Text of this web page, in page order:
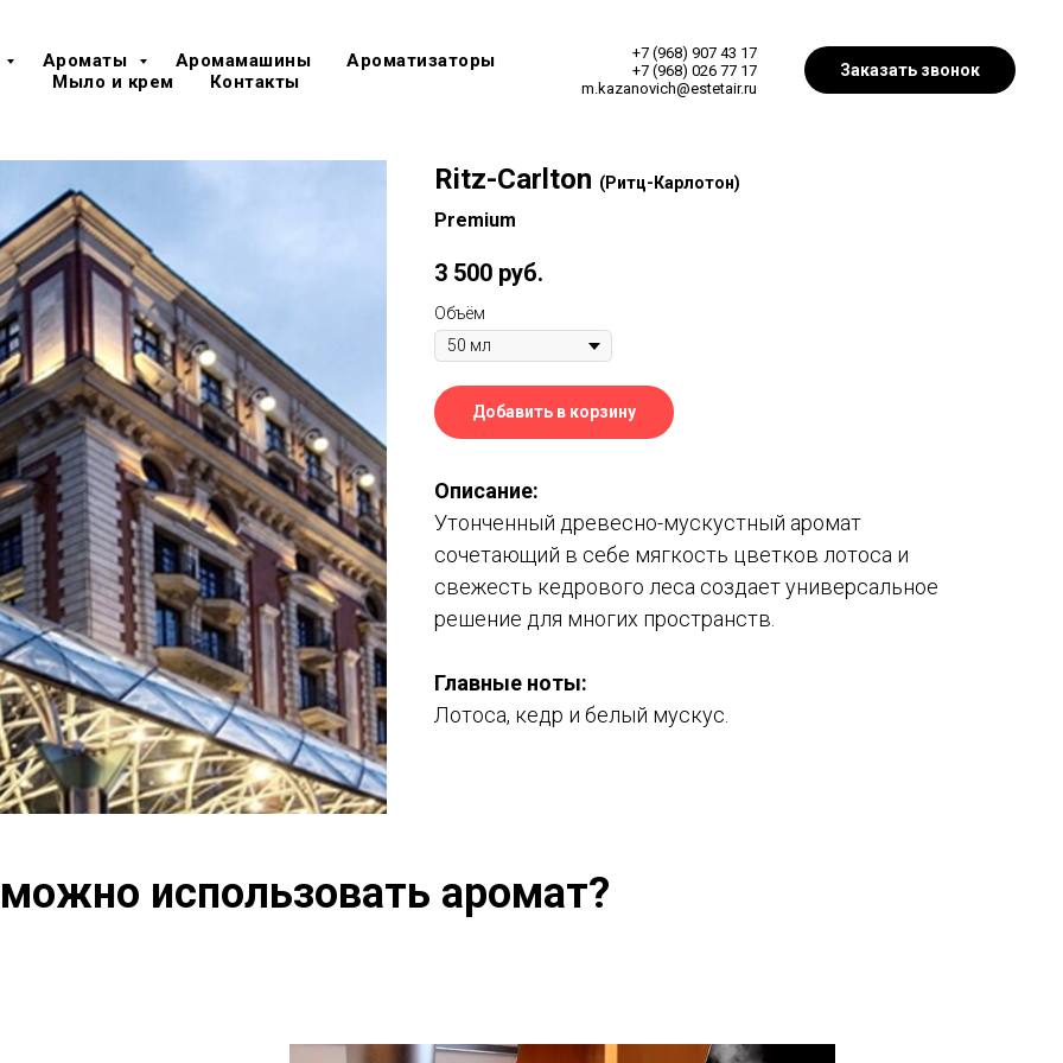
Ароматы Аромамашины
Ароматизаторы
Мыло и крем
Контакты
+7 (968) 907 43 17
+7 (968) 026 77 17
m.kazanovich@estetair.ru
Заказать звонок
Ritz-Carlton (Ритц-Карлотон)
Premium
3 500 руб.
Объём
Добавить в корзину
Описание:
Утонченный древесно-мускустный аромат
сочетающий в себе мягкость цветков лотоса и
свежесть кедрового леса создает универсальное
решение для многих пространств.
Главные ноты:
Лотоса, кедр и белый мускус.
использовать аромат?